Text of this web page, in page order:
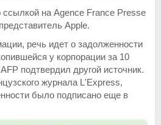
ссылкой на Agence France Presse
Apple.
речь идет о задолженности
у корпорации за 10
подтвердил другой источник.
журнала L'Express,
было подписано еще в